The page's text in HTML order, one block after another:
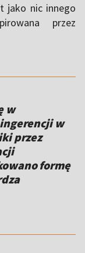
jako nic innego
przez
w
w
przez
formę